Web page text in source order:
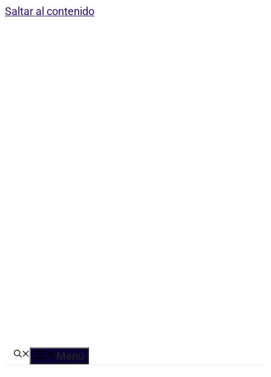
Saltar al contenido
Menú